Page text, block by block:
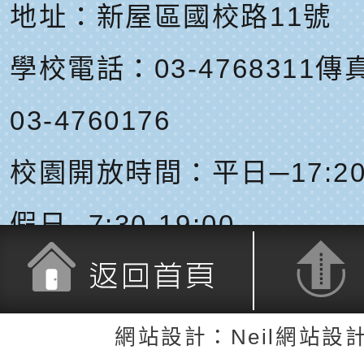
地址： 新屋區國校路11號
學校電話：03-4768311傳
03-4760176
校園開放時間：平日
假日─7:30-19:00
返回頂端
網站設計：Neil網站設